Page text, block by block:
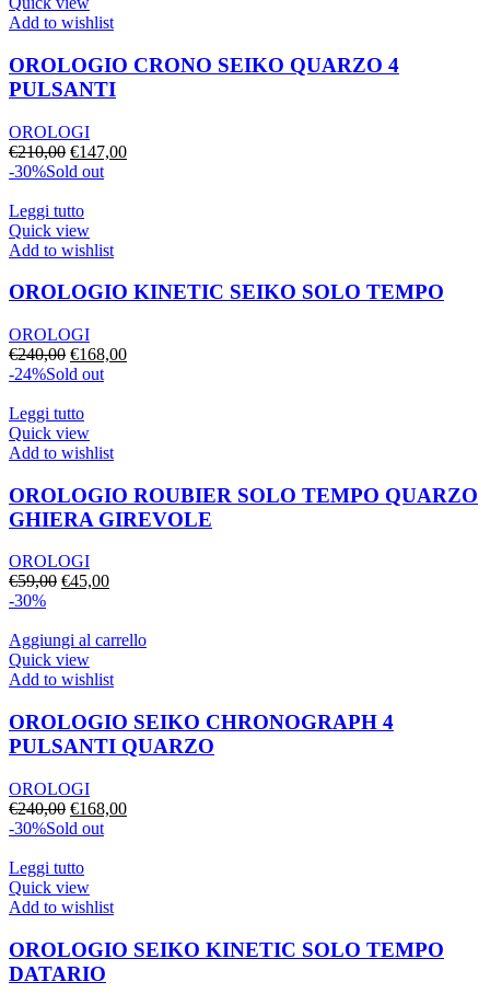
Add to wishlist
OROLOGIO CRONO SEIKO QUARZO 4
PULSANTI
OROLOGI
€210,00 Il
prezzo
era:
€210,00.
€147,00Il
-30%Sold out
Leggi tutto
Quick view
Add to wishlist
OROLOGIO KINETIC SEIKO SOLO TEMPO
OROLOGI
€240,00 Il
prezzo
era:
€240,00.
€168,00Il
-24%Sold out
Leggi tutto
Quick view
Add to wishlist
OROLOGIO ROUBIER SOLO TEMPO QUARZO
GHIERA GIREVOLE
OROLOGI
€59,00 Il
era:
€59,00.
€45,00Il
è:
-30%
Aggiungi al carrello
Quick view
Add to wishlist
OROLOGIO SEIKO CHRONOGRAPH 4
PULSANTI QUARZO
OROLOGI
€240,00 Il
prezzo
era:
€240,00.
€168,00Il
-30%Sold out
Leggi tutto
Quick view
Add to wishlist
OROLOGIO SEIKO KINETIC SOLO TEMPO
DATARIO